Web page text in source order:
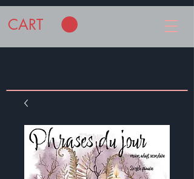
CART